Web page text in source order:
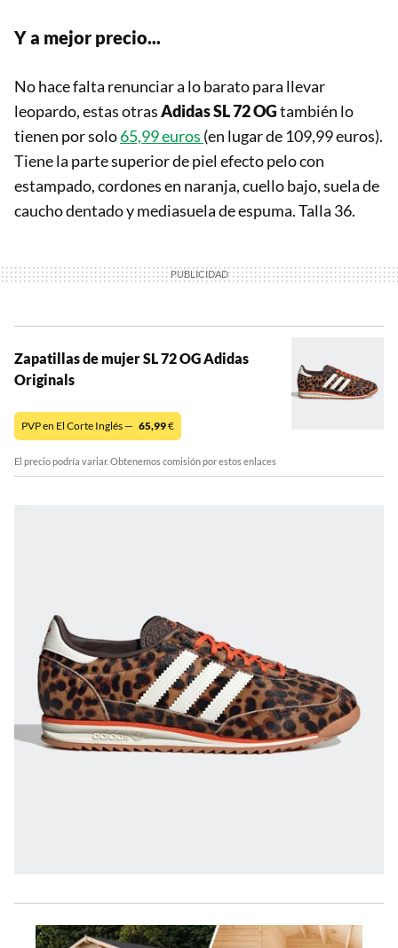
Y a mejor precio...
No hace falta renunciar a lo barato para llevar
leopardo, estas otrasAdidasSL 72 OGtambién lo
tienen por solo65,99 euros (en lugar de 109,99 euros).
Tiene la parte superior de piel efecto pelo con
estampado, cordones en naranja, cuello bajo, suela de
caucho dentado y mediasuela de espuma. Talla 36.
Zapatillas de mujer SL 72 OG Adidas
Originals
PVP en El Corte Inglés — 65,99€
El precio podría variar. Obtenemos comisión por estos enlaces